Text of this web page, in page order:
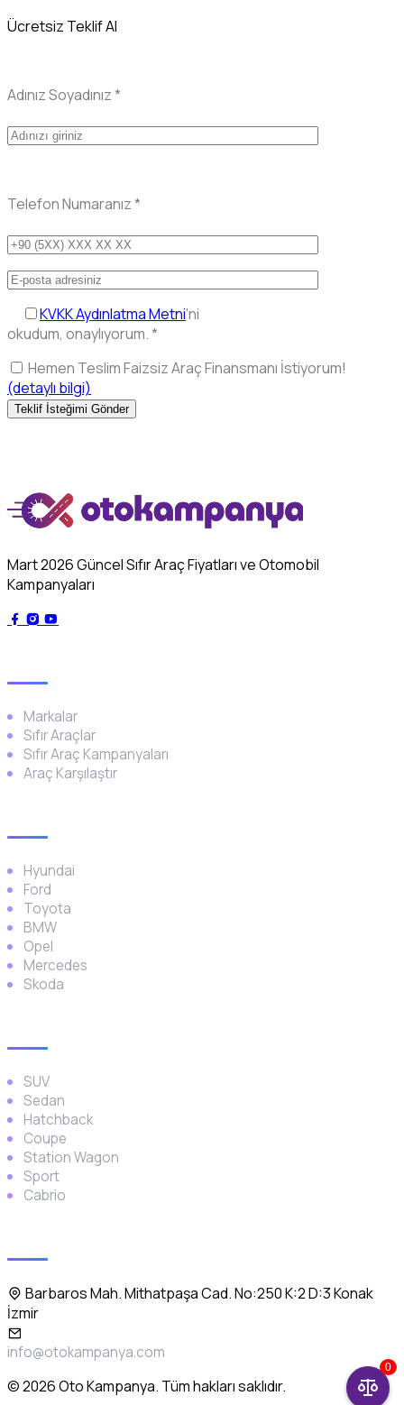
Ücretsiz Teklif Al
Adınız Soyadınız*
Telefon Numaranız*
KVKK Aydınlatma Metni'ni
okudum, onaylıyorum.*
Hemen Teslim Faizsiz Araç Finansmanı İstiyorum!
(detaylı bilgi)
Mart 2026 Güncel Sıfır Araç Fiyatları ve Otomobil
Kampanyaları
Markalar
Sıfır Araçlar
Sıfır Araç Kampanyaları
Araç Karşılaştır
Hyundai
Ford
Toyota
BMW
Opel
Mercedes
Skoda
SUV
Sedan
Hatchback
Coupe
Station Wagon
Sport
Cabrio
Barbaros Mah. Mithatpaşa Cad. No:250 K:2 D:3 Konak
İzmir
info@otokampanya.com
© 2026 Oto Kampanya. Tüm hakları saklıdır.
0